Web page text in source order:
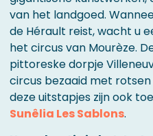
van het landgoed.
de Hérault reist, wacht u
het circus van Mourèze.
pittoreske dorpje
circus bezaaid met
deze uitstapjes zijn ook
Sunêlia Les Sablons.